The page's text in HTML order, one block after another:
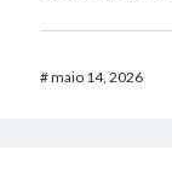
#maio 14, 2026